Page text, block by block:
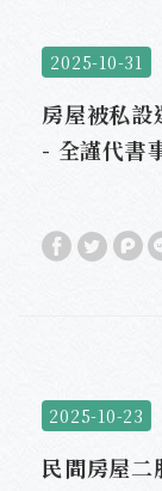
2025-10-31
房屋被私設
- 全謹代書
2025-10-23
民間房屋